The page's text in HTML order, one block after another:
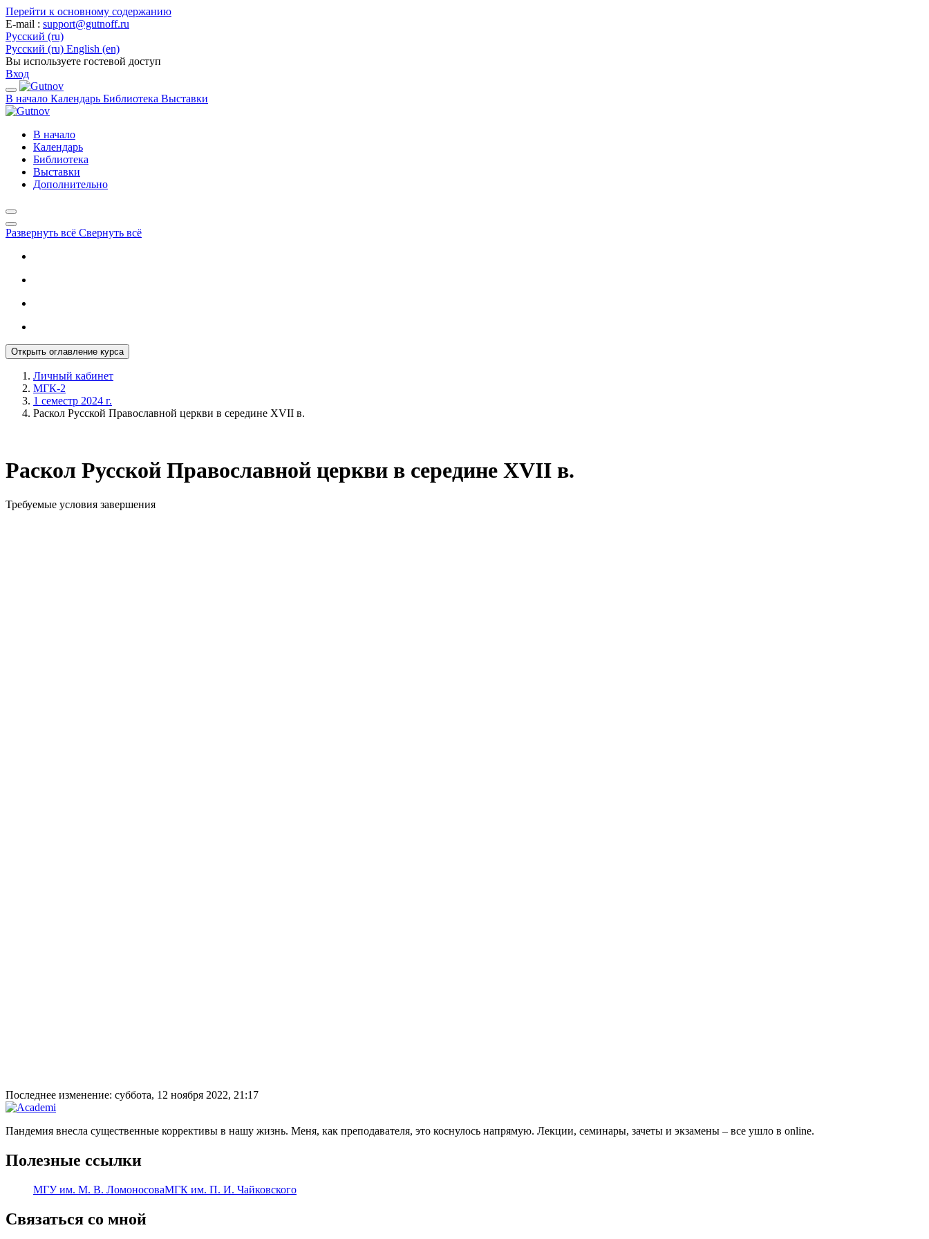
Перейти к основному содержанию
E-mail : support@gutnoff.ru
Русский ‎(ru)‎
Русский ‎(ru)‎ English ‎(en)‎
Вы используете гостевой доступ
Вход
В начало Календарь Библиотека Выставки
В начало
Календарь
Библиотека
Выставки
Дополнительно
Развернуть всё Свернуть всё
Открыть оглавление курса
Личный кабинет
МГК-2
1 семестр 2024 г.
Раскол Русской Православной церкви в середине XVII в.
Раскол Русской Православной церкви в середине XVII в.
Требуемые условия завершения
Последнее изменение: суббота, 12 ноября 2022, 21:17
Пандемия внесла существенные коррективы в нашу жизнь. Меня, как преподавателя, это коснулось напрямую. Лекции, семинары, зачеты и экзамены – все ушло в online.
Полезные ссылки
МГУ им. М. В. ЛомоносоваМГК им. П. И. Чайковского
Связаться со мной